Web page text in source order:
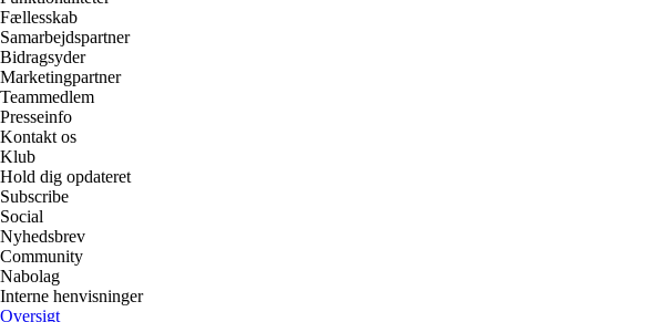
Fællesskab
Samarbejdspartner
Bidragsyder
Marketingpartner
Teammedlem
Presseinfo
Kontakt os
Klub
Hold dig opdateret
Subscribe
Social
Nyhedsbrev
Community
Nabolag
Interne henvisninger
Oversigt